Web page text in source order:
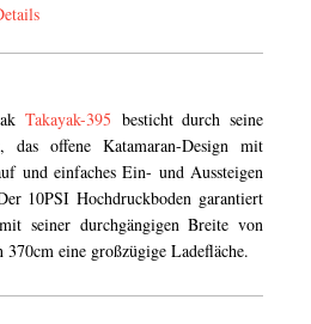
Takayak-395 besticht durch seine
das offene Katamaran-Design mit
und einfaches Ein- und Aussteigen
10PSI Hochdruckboden garantiert
seiner durchgängigen Breite von
eine großzügige Ladefläche.